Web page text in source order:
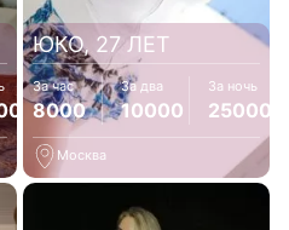
ЮКО, 27 ЛЕТ
За час
8000
За два
10000
За ночь
25000
Москва